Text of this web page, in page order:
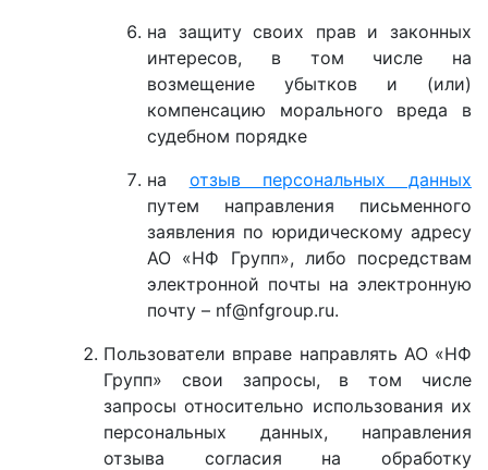
на защиту своих прав и законных
интересов, в том числе на
возмещение убытков и (или)
компенсацию морального вреда в
судебном порядке
на отзыв персональных данных
путем направления письменного
заявления по юридическому адресу
АО «НФ Групп», либо посредствам
электронной почты на электронную
почту – nf@nfgroup.ru.
Пользователи вправе направлять АО «НФ
Групп» свои запросы, в том числе
запросы относительно использования их
персональных данных, направления
отзыва согласия на обработку